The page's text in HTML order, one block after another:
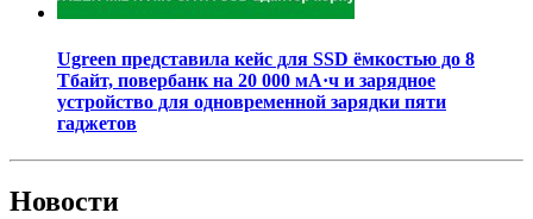
Ugreen представила кейс для SSD ёмкостью до 8
Тбайт, повербанк на 20 000 мА·ч и зарядное
устройство для одновременной зарядки пяти
гаджетов
Новости